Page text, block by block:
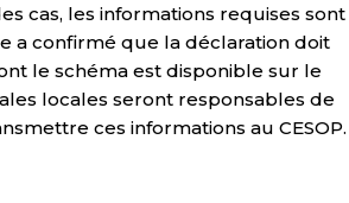
cas, les informations requises sont
a confirmé que la déclaration doit
le schéma est disponible sur le
locales seront responsables de
ces informations au CESOP.